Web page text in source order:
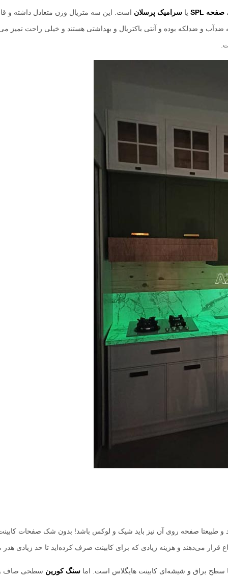
صفحه SPL یا سرامیک پرسلان است. این سه متریال وزن متعادل داشته و
ضدآب و ضدلکه بوده و آنتی باکتریال و بهداشتی هستند و خیلی راحت تمیز
طبیعتا صفحه روی آن نیز باید شیک و لوکس باشد! بدون شک صفحات
براق و شیشه‌ای کابینت هایگلاس است. اما سنگ کورین سطحی صاف